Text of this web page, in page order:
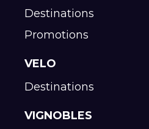
Destinations
Promotions
VELO
Destinations
VIGNOBLES